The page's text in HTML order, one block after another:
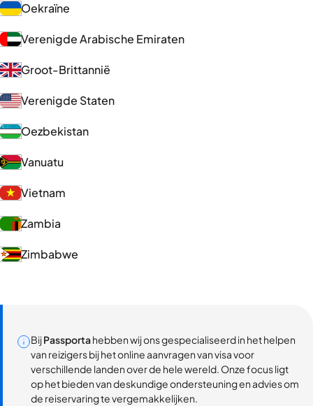
Oekraïne
Verenigde Arabische Emiraten
Groot-Brittannië
Verenigde Staten
Oezbekistan
Vanuatu
Vietnam
Zambia
Zimbabwe
BijPassportahebben wij ons gespecialiseerd in het helpen
van reizigers bij het online aanvragen van visa voor
verschillende landen over de hele wereld. Onze focus ligt
op het bieden van deskundige ondersteuning en advies om
de reiservaring te vergemakkelijken.